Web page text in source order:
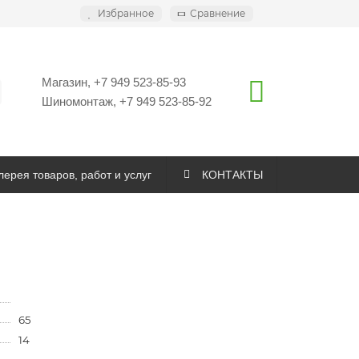
Избранное Сравнение
Магазин, +7 949 523-85-93
Шиномонтаж, +7 949 523-85-92
товаров, работ и услуг КОНТАКТЫ
65
14